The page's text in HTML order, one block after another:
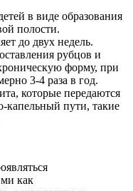
в виде образования
полости.
до двух недель.
рубцов и
форму, при
3-4 раза в год.
которые передаются
капельный пути, такие
как